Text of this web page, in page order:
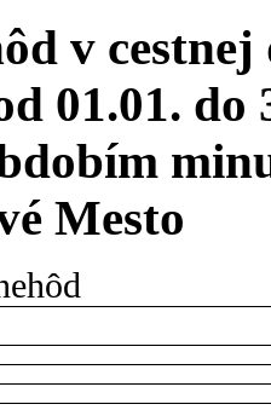
v cestnej
01.01. do
Mesto